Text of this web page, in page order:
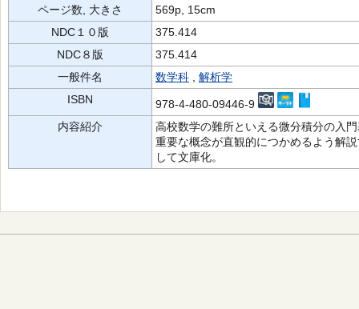
ページ数, 大きさ
569p, 15cm
NDC１０版
375.414
NDC８版
375.414
一般件名
数学科
解析学
ISBN
978-4-480-09446-9
内容紹介
高校数学の難所といえる微分積分の入
重要な概念が直観的につかめるよう解
して文庫化。